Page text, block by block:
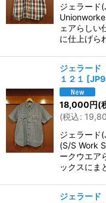
ジェラード
ェアらしい
に仕上げら
ジェラー
１２１ [
18,000円(
(税込:
ジェラード
(S/S Work
ークウエア
ックスにま
ジェラー